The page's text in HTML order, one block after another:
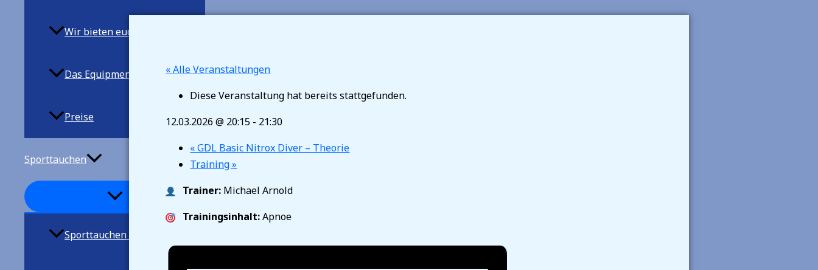
Wir bieten euch
Das Equipment
Preise
Sporttauchen
Sporttauchen allgemein
« Alle Veranstaltungen
Diese Veranstaltung hat bereits stattgefunden.
12.03.2026 @ 20:15 - 21:30
«GDL Basic Nitrox Diver – Theorie
Training»
Trainer: Michael Arnold
Trainingsinhalt:Apnoe